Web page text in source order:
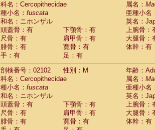
科名：Cercopithecidae
属名：
種小名： fuscata
亜種小名
和名：ニホンザル
英名：
頭蓋骨：有
下顎骨：有
上腕骨：
尺骨：有
肩甲骨：有
大腿骨：
腓骨：有
寛骨：有
体幹：有
手：有
足：有
剖検番号：02102
性別：M
年齢：
科名：Cercopithecidae
属名：
種小名： fuscata
亜種小名
和名：ニホンザル
英名：
頭蓋骨：有
下顎骨：有
上腕骨：
尺骨：有
肩甲骨：有
大腿骨：
腓骨：有
寛骨：有
体幹：有